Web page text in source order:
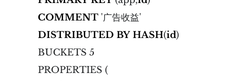
COMMENT '广告收益'
DISTRIBUTED BY HASH(id)
BUCKETS 5
PROPERTIES (